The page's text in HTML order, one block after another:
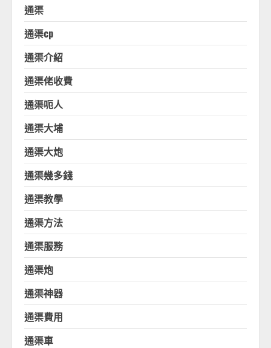
通渠
通渠cp
通渠介紹
通渠佬收費
通渠呃人
通渠大埔
通渠大炮
通渠幾多錢
通渠教學
通渠方法
通渠服務
通渠炮
通渠神器
通渠費用
通渠車